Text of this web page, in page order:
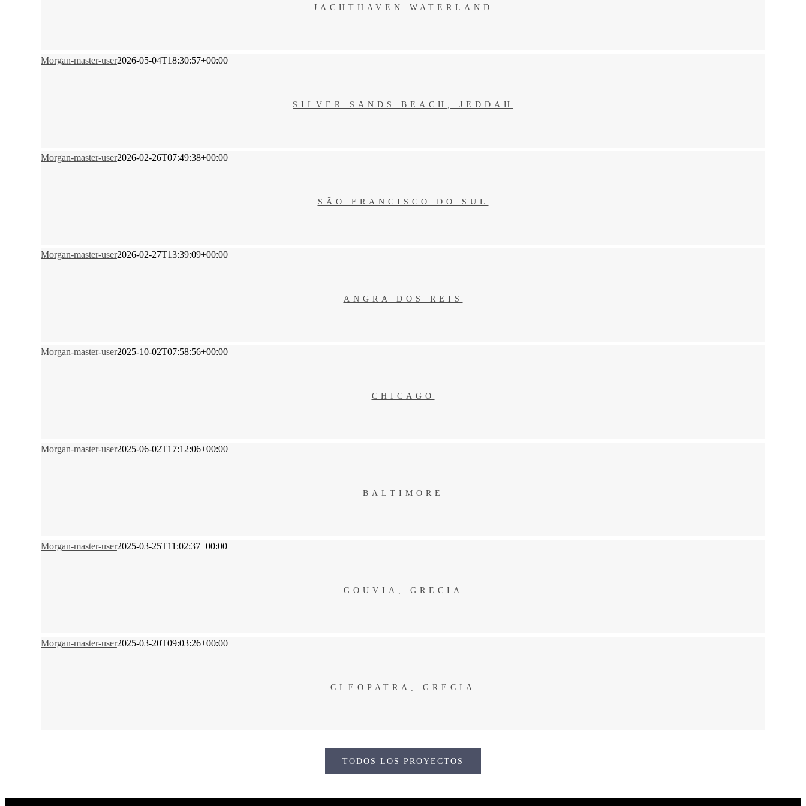
JACHTHAVEN WATERLAND
Morgan-master-user2026-05-04T18:30:57+00:00
SILVER SANDS BEACH, JEDDAH
Morgan-master-user2026-02-26T07:49:38+00:00
SĀO FRANCISCO DO SUL
Morgan-master-user2026-02-27T13:39:09+00:00
ANGRA DOS REIS
Morgan-master-user2025-10-02T07:58:56+00:00
CHICAGO
Morgan-master-user2025-06-02T17:12:06+00:00
BALTIMORE
Morgan-master-user2025-03-25T11:02:37+00:00
GOUVIA, GRECIA
Morgan-master-user2025-03-20T09:03:26+00:00
CLEOPATRA, GRECIA
TODOS LOS PROYECTOS